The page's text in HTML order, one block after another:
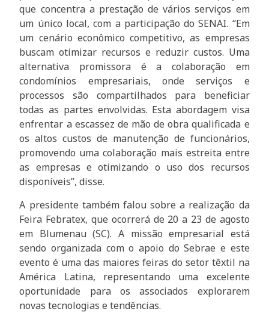
que concentra a prestação de vários serviços em
um único local, com a participação do SENAI. “Em
um cenário econômico competitivo, as empresas
buscam otimizar recursos e reduzir custos. Uma
alternativa promissora é a colaboração em
condomínios empresariais, onde serviços e
processos são compartilhados para beneficiar
todas as partes envolvidas. Esta abordagem visa
enfrentar a escassez de mão de obra qualificada e
os altos custos de manutenção de funcionários,
promovendo uma colaboração mais estreita entre
as empresas e otimizando o uso dos recursos
disponíveis”, disse.
A presidente também falou sobre a realização da
Feira Febratex, que ocorrerá de 20 a 23 de agosto
em Blumenau (SC). A missão empresarial está
sendo organizada com o apoio do Sebrae e este
evento é uma das maiores feiras do setor têxtil na
América Latina, representando uma excelente
oportunidade para os associados explorarem
novas tecnologias e tendências.